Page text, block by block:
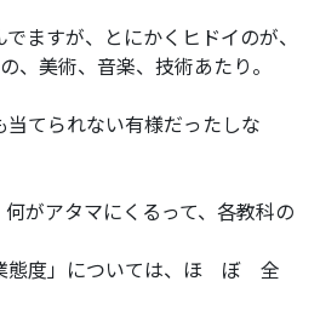
ますが、とにかくヒドイのが、
、美術、音楽、技術あたり。
当てられない有様だったしな
がアタマにくるって、各教科の
態度」については、ほ ぼ 全